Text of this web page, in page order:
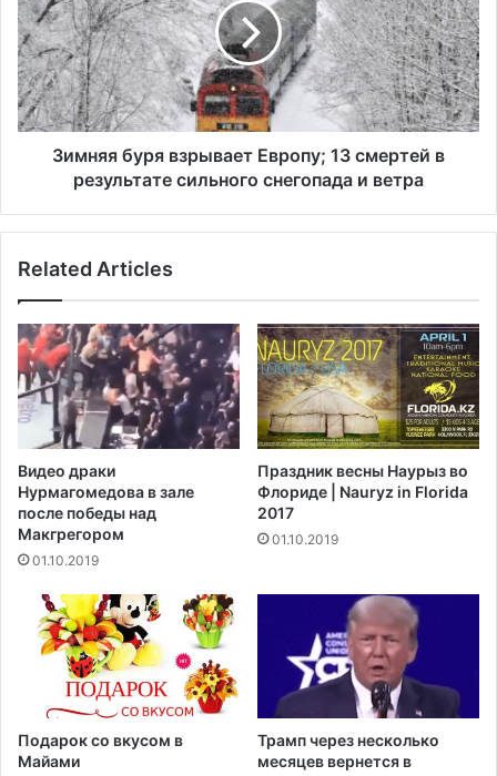
а
т
ь
з
а
к
н
о
о
в
л
е
у
ю
N
s
d
a
н
я
я
б
у
р
в
т
Е
в
р
у
;
1
в
р
Зимняя буря взрывает Европу; 13 смертей в
результате сильного снегопада и ветра
Related Articles
Видео драки
Нурмагомедова в зале
после победы над
Макгрегором‍
01.10.2019
Праздник весны Наурыз во
Флориде | Nauryz in Florida
2017
01.10.2019
Подарок со вкусом в
Майами
Трамп через несколько
месяцев вернется в